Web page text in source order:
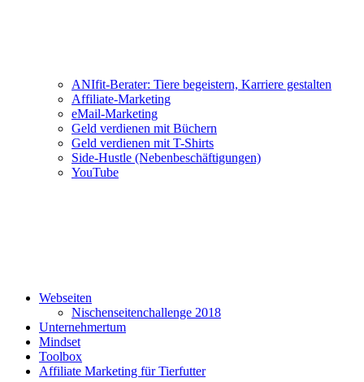
ANIfit-Berater: Tiere begeistern, Karriere gestalten
Affiliate-Marketing
eMail-Marketing
Geld verdienen mit Büchern
Geld verdienen mit T-Shirts
Side-Hustle (Nebenbeschäftigungen)
YouTube
Webseiten
Nischenseitenchallenge 2018
Unternehmertum
Mindset
Toolbox
Affiliate Marketing für Tierfutter